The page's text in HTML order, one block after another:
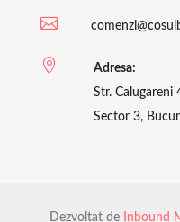


Adresa:
Str. Calugareni
Sector 3,
Dezvoltat de Inbound